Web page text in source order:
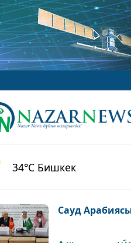
34°C Бишкек
Сауд